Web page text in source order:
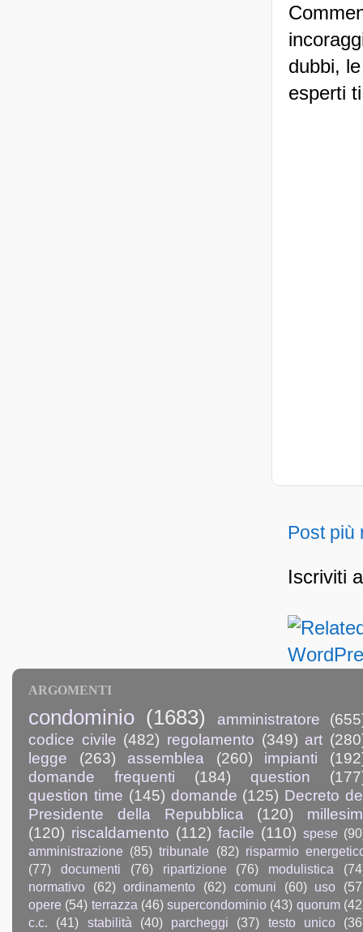
dubbi,
esperti
Post più
Iscriviti
ARGOMENTI
condominio (1683) amministratore
codice civile (482) regolamento (349) art
legge
(263) assemblea (260) impianti
domande frequenti
(184) question
question time (145) domande (125) Decreto
Presidente della Repubblica
(120)
(120) riscaldamento (112) facile (110) spese
amministrazione (85) tribunale (82) risparmio
(77)
documenti (76) ripartizione (76) modulistica
normativo
(62) ordinamento (62) comuni (60) uso
opere (54) terrazza (46) supercondominio (43) quorum
c.c.
(41) stabilità (40) parcheggi (37) testo unico